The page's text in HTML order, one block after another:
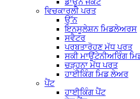
ਡਾਊਨ ਜੈਕੇਟ
ਵਿਚਕਾਰਲੀ ਪਰਤ
ਉੱਨ
ਇਨਸੂਲੇਸ਼ਨ ਮਿਡਲੇਅਰਸ
ਸਵੈਟਰ
ਪਰਬਤਾਰੋਹਣ ਮੱਧ ਪਰਤ
ਸਕੀ ਮਾਊਂਟੇਨੀਅਰਿੰਗ
ਚੜ੍ਹਨਾ ਮੱਧ ਪਰਤ
ਹਾਈਕਿੰਗ ਮਿਡ ਲੇਅਰ
ਪੈਂਟ
ਹਾਈਕਿੰਗ ਪੈਂਟ